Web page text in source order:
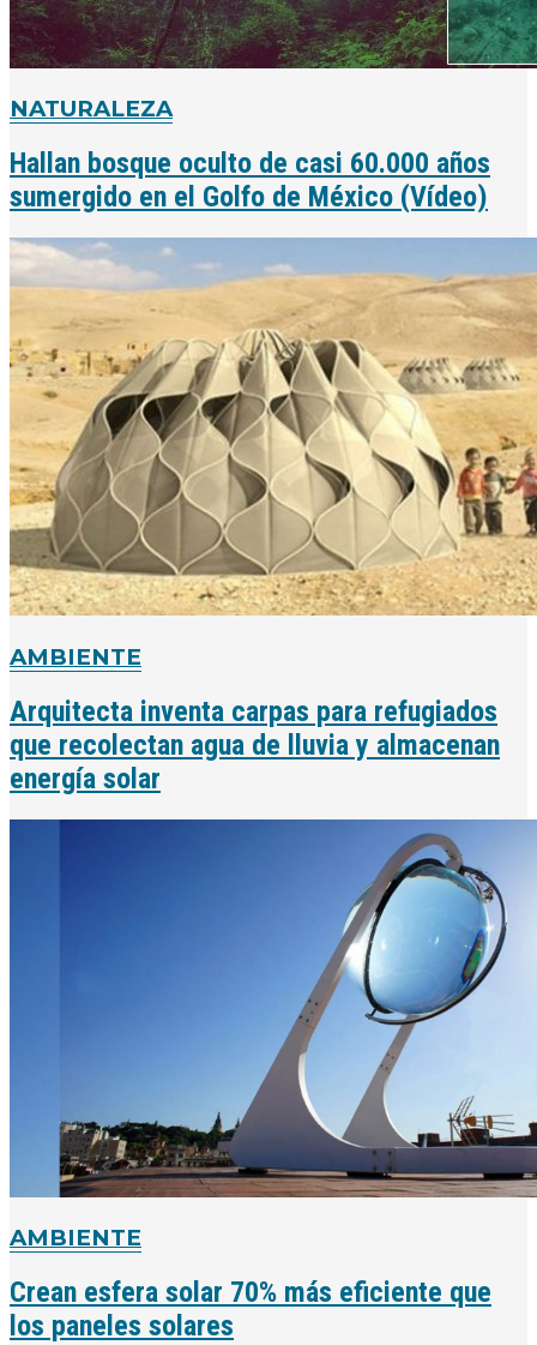
NATURALEZA
Hallan bosque oculto de casi 60.000 años
sumergido en el Golfo de México (Vídeo)
AMBIENTE
Arquitecta inventa carpas para refugiados
que recolectan agua de lluvia y almacenan
energía solar
AMBIENTE
Crean esfera solar 70% más eficiente que
los paneles solares